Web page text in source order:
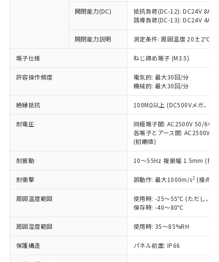
開閉能力(DC)
抵抗負荷(DC-12): DC24V 8A/
誘導負荷(DC-13): DC24V 4A/
開閉能力説明 測定条件: 周囲温度 20±2℃、
端子仕様 ねじ締め端子 (M3.5)
許容操作頻度
電気的: 最大30回/分
機械的: 最大30回/分
絶縁抵抗 100MΩ以上 (DC500Vメガ、点
耐電圧
同極端子間: AC2500V 50/
各端子とアース間: AC2500V
(初期値)
耐振動 10～55Hz 複振幅 1.5mm (接
耐衝撃 誤動作: 最大1000m/s2 (接点
周囲温度範囲
使用時: -25～55℃ (ただし、氷
保存時: -40～80℃
周囲湿度範囲 使用時: 35～85%RH
保護構造 パネル前面: IP66
商品の当社在庫状況および標準価格
(税抜)を提供させていただくもので
当社制御機器事業取扱商品の中には、
本サービスの対象外となる商品もある
ことをご了承ください。
在庫状況および標準価格照会結果は、
記載している更新日時点での社内デー
タに基づき作成されるものであり、閲
覧された時点での実際の在庫および標
準価格とは異なる場合があることをご
正式な納期状況および標準価格はお客
様のお取引先、またはお客様担当のオ
ムロン制御機器販売店・当社販売員に
オムロン制御機器販売店や当社販売拠
販売ネットワーク
」をご確認
在庫状況および標準価格結果を当社の
事前の承諾なく第三者に漏洩または開
示しないようお願いします。
マイパーツ機能（部品リスト作成サー
ビス）をご利用いただくには、I-Web
メンバーズにご登録されている必要が
非含有の対応状況を調査中または確認中の
非該当品：ライセンス料など無形物で、有
害物質有無と関係のない商品です。
いたものが、含有品と判明した場合などや
むを得ず変更することがあります。
鉛(Pb) 1000ppm以下、 水銀(Hg) 1000ppm以下、 カド
六価クロム(Cr(Ⅵ)) 1000ppm以下、ポリ臭化ビフェニル
類(PBB) 1000ppm以下、ポリ臭化ジフェニルエーテル類
(PBDE) 1000ppm以下、フタル酸ビス(2-エチルヘキシ
ル) (DEHP)(別名：DOP) 1000ppm以下、フタル酸ブチ
ルベンジル（BBP） 1000ppm以下、フタル酸ジブチル
（DBP） 1000ppm以下、フタル酸ジイソブチル
但し、RoHS指令で産業用監視および制御機器に対する
図的な使用がないことを確認しています。
部品在庫の切り替え状況などにより、予定
月が前後することがあります。
「○」：最大均質材料含有率が中国RoHSの
基準値以下であることを示します。
「×」：最大均質材料含有率が中国RoHSの
基準値を超えていることを示します。
「－」：未確認です。当社販売部門へお問
い合わせください。
*中国RoHS10物質の基準値 (GB/T26572)：
Pb(鉛) :1000ppm、 Hg(水銀) : 1000ppm、 Cd(カドミウ
ム) : 100ppm、
Cr(Ⅵ)(六価クロム) : 1000ppm、 PBBs(ポリ臭化ビフェ
ニル類) : 1000ppm、 PBDEs(ポリ臭化ジフェニルエーテ
DBP(フタル酸ジブチル) : 1000ppm、 DIBP(フタル酸ジ
イソブチル) : 1000ppm、 BBP(フタル酸ブチルベンジ
DEHP(フタル酸ビス(2-エチルヘキシル)) : 1000ppm
「ｅ」：有害物質（10物質）のすべてが基
準値以下であることを示します。
「10」：通常の使用状況下において有害物
質が外部に漏えいし、環境に深刻な影響を
及ぼさない年数を意味します。
当社は、これら貴社製品のうち、外国
為替および外国貿易法に定める商品
（以下｢規制貨物等」という）を輸出
または国外への提供する場合は、日本
国政府の輸出許可(または役務取引許
可)を取得するなどの必要な手続きを
当社は規制貨物を破棄する場合は、完
全に破砕するなど、違法に輸出されな
いよう必要な手段を講じます。
当社は貴社製品を、核兵器、ミサイ
ル、化学兵器、生物兵器またはその他
武器並びにこれらの製造装置等に一切
当社は、貴社製品を第三者に販売する
場合は、上記1、2および3の内容を当
該第三者に通知します。また当社は、
販売先および販売に係わる関係者が違
法に輸出するおそれがある場合は、取
り引きをいたしません。
一定数以上の在庫あり
一定数には満たないが在庫あり
在庫なし(最新の在庫状況につ
いては、お客様のお取引先、ま
たはお客様担当のオムロン制御
機器販売店・当社販売員にご確
受注生産機種、また在庫状況の
情報を公開していない機種